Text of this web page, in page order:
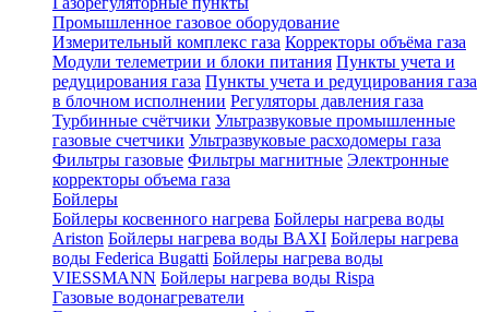
Промышленное газовое оборудование
Измерительный комплекс газа Корректоры объёма газа
Модули телеметрии и блоки питания Пункты учета и
редуцирования газа Пункты учета и редуцирования газа
в блочном исполнении Регуляторы давления газа
Турбинные счётчики Ультразвуковые промышленные
газовые счетчики Ультразвуковые расходомеры газа
Фильтры газовые Фильтры магнитные Электронные
корректоры объема газа
Бойлеры
Бойлеры косвенного нагрева Бойлеры нагрева воды
Ariston Бойлеры нагрева воды BAXI Бойлеры нагрева
воды Federica Bugatti Бойлеры нагрева воды
VIESSMANN Бойлеры нагрева воды Rispa
Газовые водонагреватели